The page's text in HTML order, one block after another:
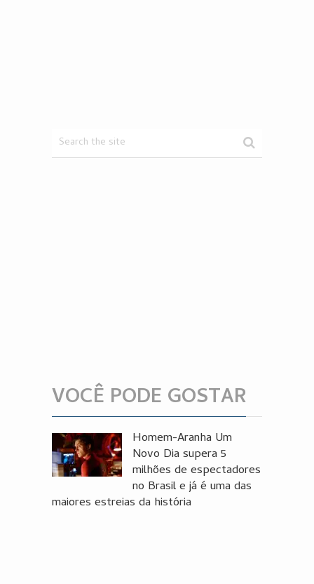
VOCÊ PODE GOSTAR
Homem-Aranha Um
Novo Dia supera 5
milhões de espectadores
no Brasil e já é uma das
maiores estreias da história